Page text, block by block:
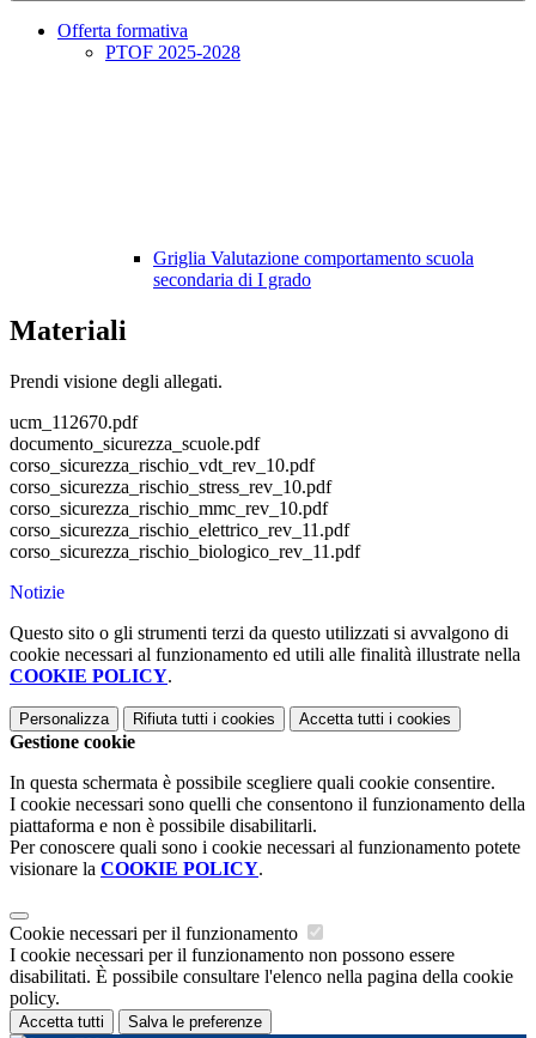
Offerta formativa
PTOF 2025-2028
Griglia Valutazione comportamento scuola
secondaria di I grado
Materiali
Prendi visione degli allegati.
ucm_112670.pdf
documento_sicurezza_scuole.pdf
corso_sicurezza_rischio_vdt_rev_10.pdf
corso_sicurezza_rischio_stress_rev_10.pdf
corso_sicurezza_rischio_mmc_rev_10.pdf
corso_sicurezza_rischio_elettrico_rev_11.pdf
corso_sicurezza_rischio_biologico_rev_11.pdf
Notizie
Questo sito o gli strumenti terzi da questo utilizzati si avvalgono di
cookie necessari al funzionamento ed utili alle finalità illustrate nella
COOKIE POLICY.
Personalizza Rifiuta tutti i cookies Accetta tutti i cookies
Gestione cookie
In questa schermata è possibile scegliere quali cookie consentire.
I cookie necessari sono quelli che consentono il funzionamento della
piattaforma e non è possibile disabilitarli.
Per conoscere quali sono i cookie necessari al funzionamento potete
visionare la COOKIE POLICY.
Cookie necessari per il funzionamento
I cookie necessari per il funzionamento non possono essere
disabilitati. È possibile consultare l'elenco nella pagina della cookie
policy.
Accetta tutti Salva le preferenze